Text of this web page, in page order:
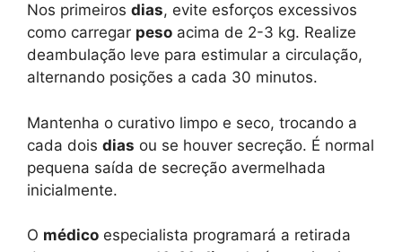
Nos primeiros dias, evite esforços excessivos
como carregar peso acima de 2-3 kg. Realize
deambulação leve para estimular a circulação,
alternando posições a cada 30 minutos.
Mantenha o curativo limpo e seco, trocando a
cada dois dias ou se houver secreção. É normal
pequena saída de secreção avermelhada
inicialmente.
O médico especialista programará a retirada